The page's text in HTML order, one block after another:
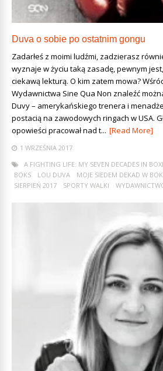
Duva o sobie po ostatnim gongu
Zadarłeś z moimi ludźmi, zadzierasz
wyznaje w życiu taką zasadę, pewnym
ciekawą lekturą. O kim zatem mowa?
Wydawnictwa Sine Qua Non znaleźć
Duvy – amerykańskiego trenera i
postacią na zawodowych ringach w USA.
opowieści pracował nad t... [Read More]
1 WRZEŚNIA 2017
A FIGHTING LIFE: MY SEVEN DECADES IN
BOKS
LOU DUVA MOJE SIEDEM DEKAD W
SIERPIEŃ 2017
SPORTY WALKI